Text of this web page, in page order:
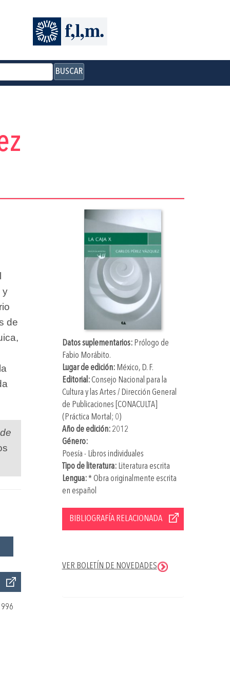
BUSCAR
Datos suplementarios: Prólogo de
Fabio Morábito.
Lugar de edición: México, D. F.
Editorial:Consejo Nacional para la
Cultura y las Artes / Dirección General
de Publicaciones [CONACULTA]
(Práctica Mortal; 0)
Año de edición:2012
Género:
Poesía - Libros individuales
Tipo de literatura:Literatura escrita
Lengua:* Obra originalmente escrita
en español
BIBLIOGRAFÍA RELACIONADA
VER BOLETÍN DE NOVEDADES
y
de